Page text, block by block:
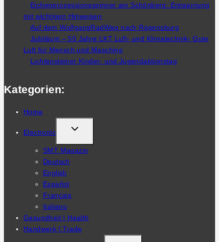
Eichenprozessionsspinner am Schönberg: Entwarnung
mit wichtigen Hinweisen
Auf dem WolfgangRadWeg nach Regensburg
Jubiläum – 50 Jahre LKT Luft- und Klimatechnik- Gute
Luft für Mensch und Maschine
Lichtensteiner Kinder- und Jugendaktionstag
Kategorien:
Home
Electronic
TOGGLE
CHILD
MENU
SMT Magazin
Deutsch
English
Español
Français
Italiano
Gesundheit | Health
Handwerk | Trade